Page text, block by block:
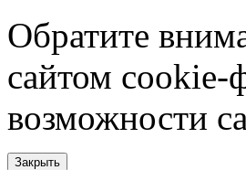
Обратите
сайтом cookie-
возможности
Закрыть